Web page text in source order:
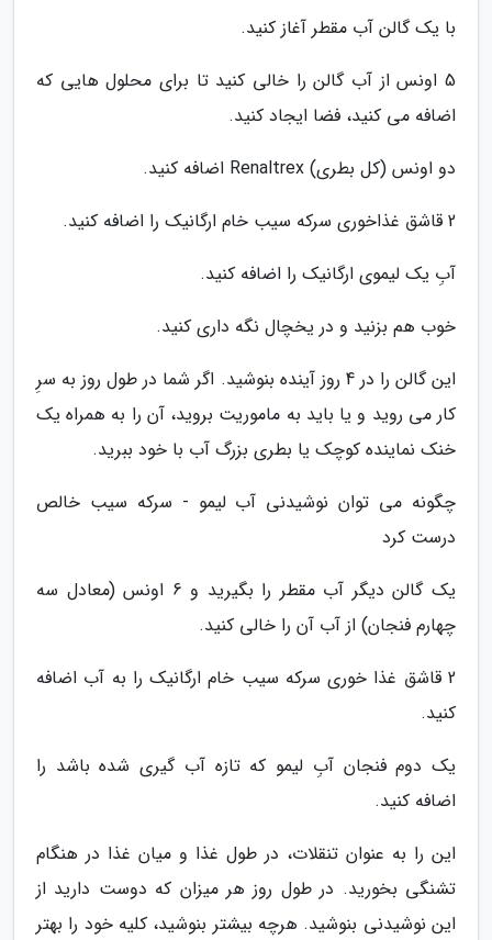
با یک گالن آب مقطر آغاز کنید.
5 اونس از آب گالن را خالی کنید تا برای محلول هایی که
اضافه می کنید، فضا ایجاد کنید.
دو اونس (کل بطری) Renaltrex اضافه کنید.
2 قاشق غذاخوری سرکه سیب خام ارگانیک را اضافه کنید.
آبِ یک لیموی ارگانیک را اضافه کنید.
خوب هم بزنید و در یخچال نگه داری کنید.
این گالن را در 4 روز آینده بنوشید. اگر شما در طول روز به سرِ
کار می روید و یا باید به ماموریت بروید، آن را به همراه یک
خنک نماینده کوچک یا بطری بزرگ آب با خود ببرید.
چگونه می توان نوشیدنی آب لیمو - سرکه سیب خالص
درست کرد
یک گالن دیگر آب مقطر را بگیرید و 6 اونس (معادل سه
چهارم فنجان) از آب آن را خالی کنید.
2 قاشق غذا خوری سرکه سیب خام ارگانیک را به آب اضافه
کنید.
یک دوم فنجان آبِ لیمو که تازه آب گیری شده باشد را
اضافه کنید.
این را به عنوان تنقلات، در طول غذا و میان غذا در هنگام
تشنگی بخورید. در طول روز هر میزان که دوست دارید از
این نوشیدنی بنوشید. هرچه بیشتر بنوشید، کلیه خود را بهتر